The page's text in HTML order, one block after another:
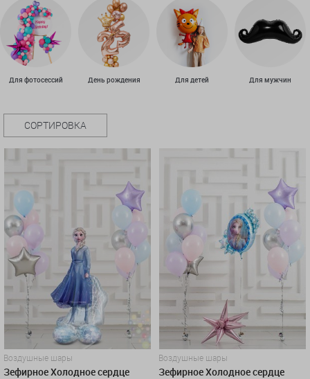
Для фотосессий День рождения Для детей Для мужчин
СОРТИРОВКА
Воздушные шары
Зефирное Холодное сердце
Воздушные шары
Зефирное Холодное сердце